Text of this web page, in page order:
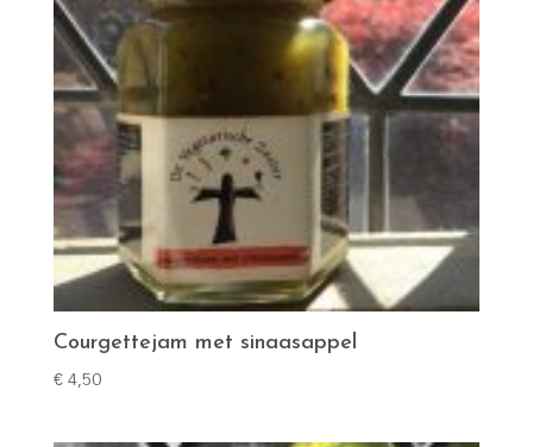
Courgettejam met sinaasappel
€4,50